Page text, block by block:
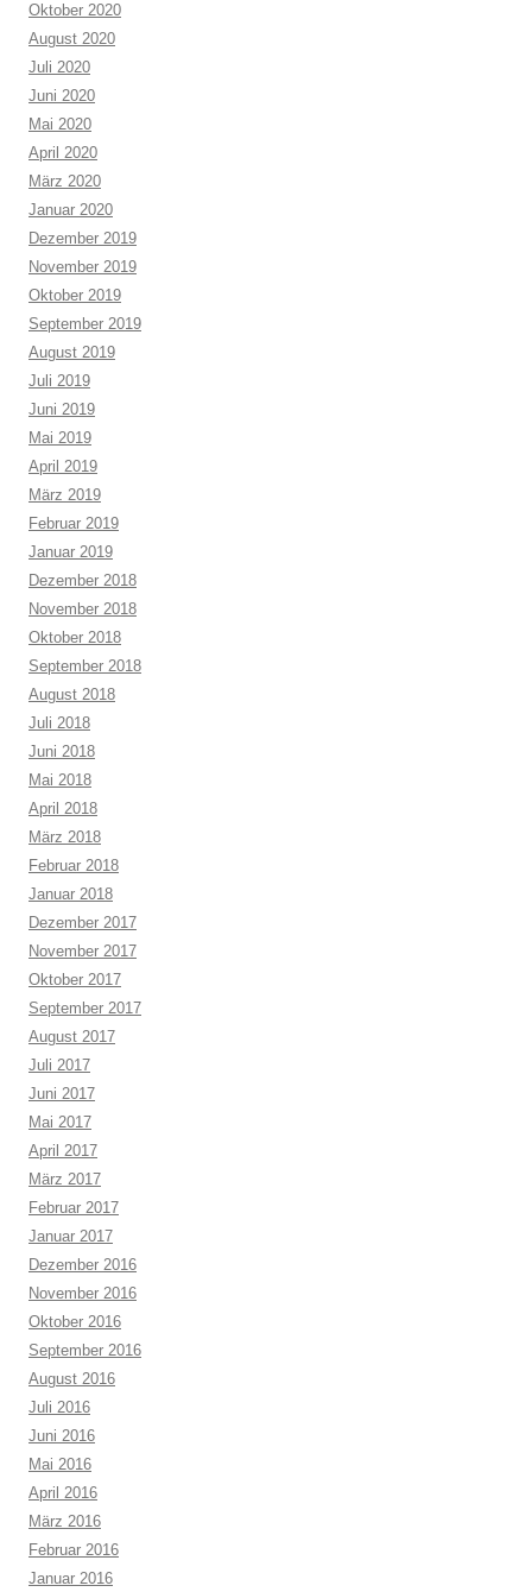
Oktober 2020
August 2020
Juli 2020
Juni 2020
Mai 2020
April 2020
März 2020
Januar 2020
Dezember 2019
November 2019
Oktober 2019
September 2019
August 2019
Juli 2019
Juni 2019
Mai 2019
April 2019
März 2019
Februar 2019
Januar 2019
Dezember 2018
November 2018
Oktober 2018
September 2018
August 2018
Juli 2018
Juni 2018
Mai 2018
April 2018
März 2018
Februar 2018
Januar 2018
Dezember 2017
November 2017
Oktober 2017
September 2017
August 2017
Juli 2017
Juni 2017
Mai 2017
April 2017
März 2017
Februar 2017
Januar 2017
Dezember 2016
November 2016
Oktober 2016
September 2016
August 2016
Juli 2016
Juni 2016
Mai 2016
April 2016
März 2016
Februar 2016
Januar 2016